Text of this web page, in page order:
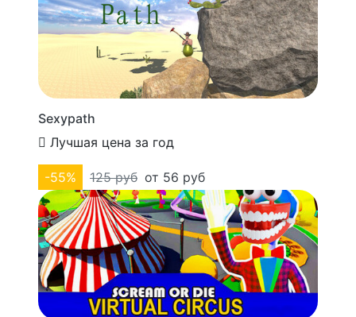
Sexypath
Лучшая цена за год
-55% 125 руб от 56 руб